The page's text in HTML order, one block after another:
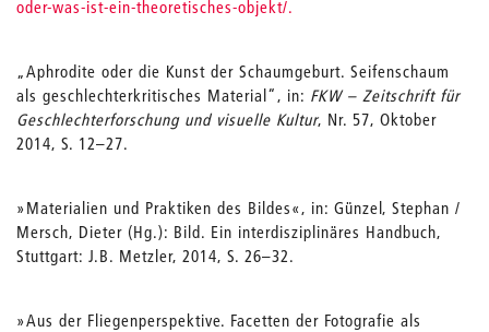
oder-was-ist-ein-theoretisches-objekt/.
„Aphrodite oder die Kunst der Schaumgeburt. Seifenschaum
als geschlechterkritisches Material“, in: FKW – Zeitschrift für
Geschlechterforschung und visuelle Kultur, Nr. 57, Oktober
2014, S. 12–27.
»Materialien und Praktiken des Bildes«, in: Günzel, Stephan /
Mersch, Dieter (Hg.): Bild. Ein interdisziplinäres Handbuch,
Stuttgart: J.B. Metzler, 2014, S. 26–32.
»Aus der Fliegenperspektive. Facetten der Fotografie als